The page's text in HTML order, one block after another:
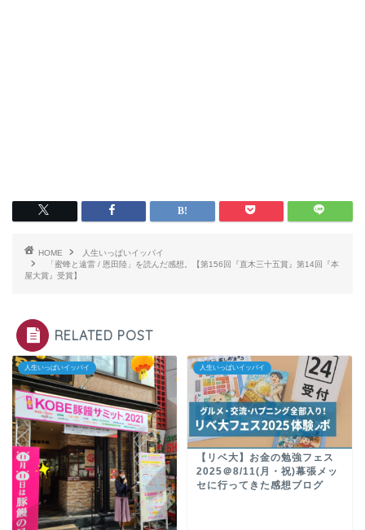
HOME
人生いっぱいイッパイ
「蜜蜂と遠雷 / 恩田陸」を読んだ感想。【第156回『直木三十五賞』第14回『本
屋大賞』受賞】
RELATED POST
人生いっぱいイッパイ 人生いっぱいイッパイ
【リベ大】お金の勉強フェス
2025＠8/11(月・祝)幕張メッ
セに行ってきた感想ブログ